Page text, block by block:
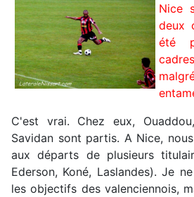
Nice
deux
été
C'est vrai. Chez eux,
Savidan sont partis. A Nice,
aux départs de plusieurs
Ederson, Koné, Laslandes). Je
les objectifs des valenciennois,